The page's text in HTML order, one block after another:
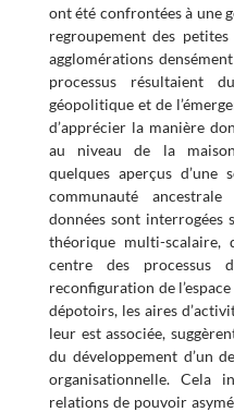
ont été confrontées à une
regroupement des
agglomérations
processus résultaient
géopolitique et de
d’apprécier la manière
au niveau de la
quelques aperçus d’une
communauté
données sont interrogées
théorique multi-scalaire,
centre des processus
reconfiguration de
dépotoirs, les aires
leur est associée,
du développement d’un
organisationnelle. Cela
relations de pouvoir